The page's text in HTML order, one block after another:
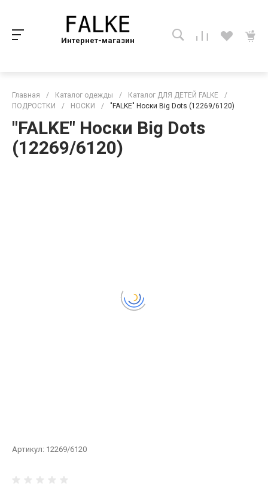
Интернет-магазин
Главная / Каталог одежды / Каталог ДЛЯ ДЕТЕЙ FALKE
/
ПОДРОСТКИ
/ НОСКИ / "FALKE" Носки Big Dots (12269/6120)
"FALKE" Носки Big Dots
(12269/6120)
Артикул: 12269/6120